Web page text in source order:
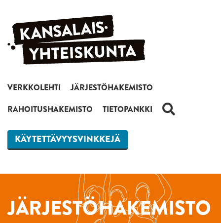
Siirry sisältöön
VERKKOLEHTI
JÄRJESTÖHAKEMISTO
RAHOITUSHAKEMISTO
TIETOPANKKI HAKU
KÄYTETTÄVYYSVINKKEJÄ
JÄRJESTÖHAKEMISTO